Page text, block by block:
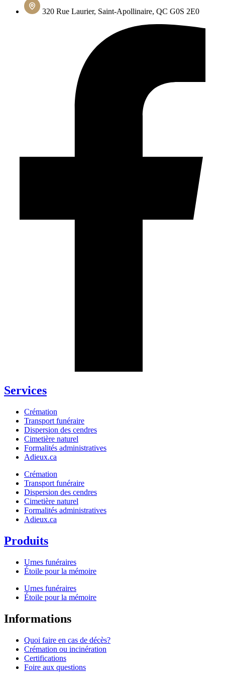
320 Rue Laurier, Saint-Apollinaire, QC G0S 2E0
Services
Crémation
Transport funéraire
Dispersion des cendres
Cimetière naturel
Formalités administratives
Adieux.ca
Crémation
Transport funéraire
Dispersion des cendres
Cimetière naturel
Formalités administratives
Adieux.ca
Produits
Urnes funéraires
Étoile pour la mémoire
Urnes funéraires
Étoile pour la mémoire
Informations
Quoi faire en cas de décès?
Crémation ou incinération
Certifications
Foire aux questions